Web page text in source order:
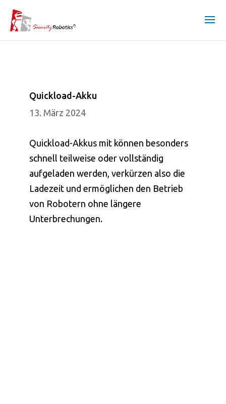
Quickload-Akku
13. März 2024
Quickload-Akkus mit können besonders
schnell teilweise oder vollständig
aufgeladen werden, verkürzen also die
Ladezeit und ermöglichen den Betrieb
von Robotern ohne längere
Unterbrechungen.